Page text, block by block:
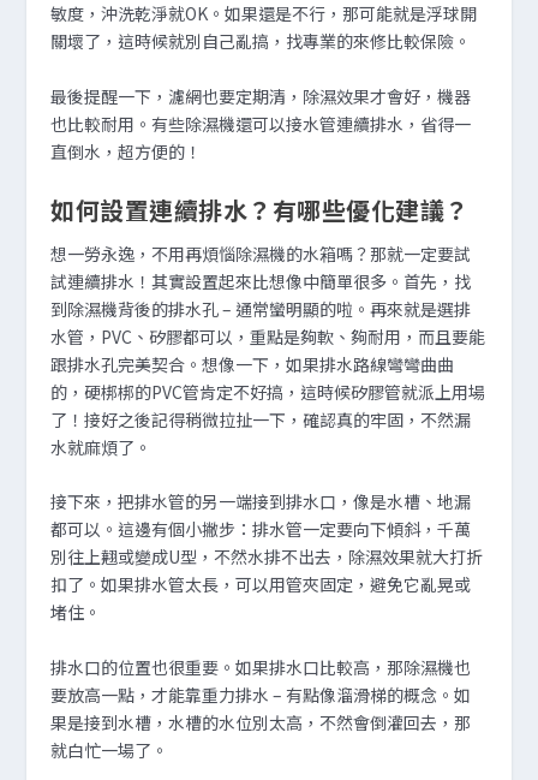
敏度，沖洗乾淨就OK。如果還是不行，那可能就是浮球開
關壞了，這時候就別自己亂搞，找專業的來修比較保險。
最後提醒一下，濾網也要定期清，除濕效果才會好，機器
也比較耐用。有些除濕機還可以接水管連續排水，省得一
直倒水，超方便的！
如何設置連續排水？有哪些優化建議？
想一勞永逸，不用再煩惱除濕機的水箱嗎？那就一定要試
試連續排水！其實設置起來比想像中簡單很多。首先，找
到除濕機背後的排水孔 – 通常蠻明顯的啦。再來就是選排
水管，PVC、矽膠都可以，重點是夠軟、夠耐用，而且要能
跟排水孔完美契合。想像一下，如果排水路線彎彎曲曲
的，硬梆梆的PVC管肯定不好搞，這時候矽膠管就派上用場
了！接好之後記得稍微拉扯一下，確認真的牢固，不然漏
水就麻煩了。
接下來，把排水管的另一端接到排水口，像是水槽、地漏
都可以。這邊有個小撇步：排水管一定要向下傾斜，千萬
別往上翹或變成U型，不然水排不出去，除濕效果就大打折
扣了。如果排水管太長，可以用管夾固定，避免它亂晃或
堵住。
排水口的位置也很重要。如果排水口比較高，那除濕機也
要放高一點，才能靠重力排水 – 有點像溜滑梯的概念。如
果是接到水槽，水槽的水位別太高，不然會倒灌回去，那
就白忙一場了。